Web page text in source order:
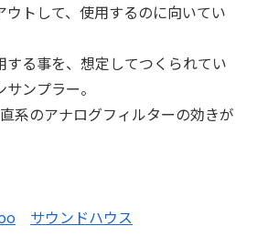
ウトして、使用するのに向いてい
する事を、想定してつくられてい
ンプラー。
系のアナログフィルターの効きが
サウンドハウス